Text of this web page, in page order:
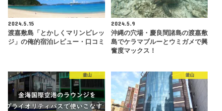
2024.5.15
渡嘉敷島「とかしくマリンビレッ
ジ」の俺的宿泊レビュー・口コミ
2024.5.9
沖縄の穴場・慶良間諸島の渡嘉敷
島でケラマブルーとウミガメで興
奮度マックス！
釜山 釜山